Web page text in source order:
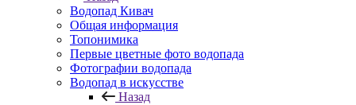
Водопад Кивач
Общая информация
Топонимика
Первые цветные фото водопада
Фотографии водопада
Водопад в искусстве
Назад